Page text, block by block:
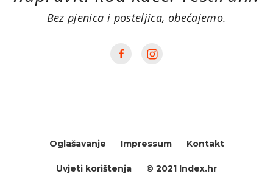
Bez pjenica i posteljica, obećajemo.
Oglašavanje Impressum Kontakt
Uvjeti korištenja © 2021 Index.hr